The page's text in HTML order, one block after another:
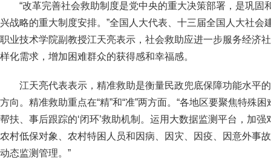
“改革完善社会救助制度是党中央的重大决策部署，是巩固
兴战略的重大制度安排。”全国人大代表、十三届全国人大社会
职业技术学院副教授江天亮表示，社会救助应进一步服务经济
样化需求，增加困难群众的获得感和幸福感。
江天亮代表表示，精准救助是衡量民政兜底保障功能水平
方向。精准救助重点在“精”和“准”两方面。“各地区要聚焦特殊
帮扶、事后跟踪的‘闭环’救助机制。运用大数据监测平台，加
农村低保对象、农村特困人员和因病、因灾、因疫、因意外事
动态监测管理。”